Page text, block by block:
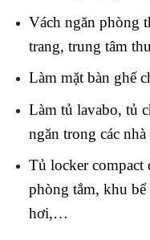
Vách ngăn phòng
trang, trung tâm
Làm mặt bàn ghế
Làm tủ lavabo, tủ
ngăn trong các
Tủ locker compact
phòng tắm, khu
hơi,…